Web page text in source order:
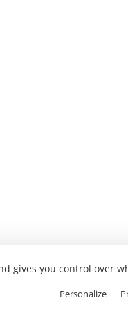
gives you control over
Personalize